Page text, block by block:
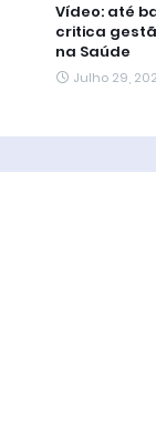
Vídeo: até
critica
na Saúde
Julho 29,